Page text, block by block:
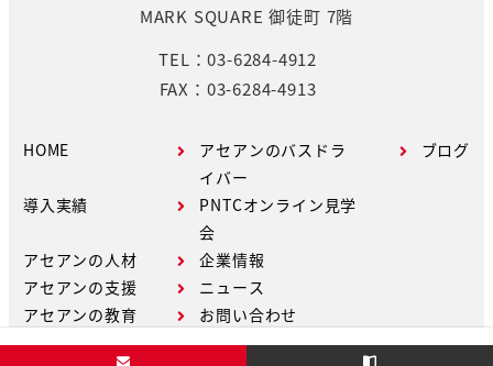
MARK SQUARE 御徒町 7階
TEL：03-6284-4912
FAX：03-6284-4913
HOME
導入実績
アセアンの人材
アセアンの支援
アセアンの教育
アセアンのバスドラ
イバー
PNTCオンライン見学
会
企業情報
ニュース
お問い合わせ
ブログ